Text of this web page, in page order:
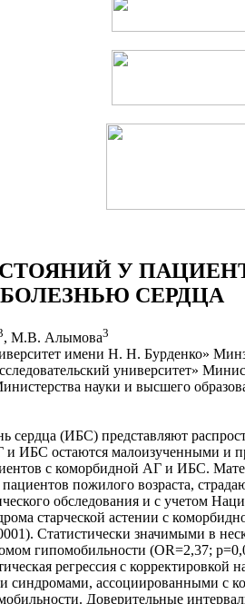
У
СЕРДЦА
, М.В. Алымова3
имени Н. Н. Бурденко»
университет»
науки и высшего
сердца (ИБС) представляют
остаются малоизученными и
с коморбидной АГ и ИБС.
пожилого возраста,
обследования и с учетом
старческой астении с
Статистически значимыми в
гипомобильности (OR=2,37;
регрессия с
синдромами, ассоциированными
Доверительные